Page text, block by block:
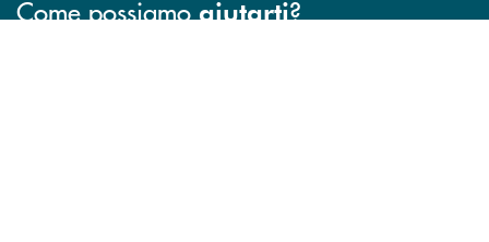
Come possiamoaiutarti?